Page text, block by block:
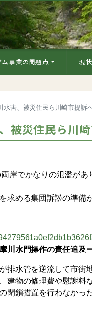
ム事業の問題点 現
水害、被災住民ら川崎市提訴
被災住民ら川
岸でかなりの氾濫があ
める集団訴訟の準備
川水門操作の責任追及
水管を逆流して市街
建物の修理費や慰謝料
閉鎖措置を行わなかっ